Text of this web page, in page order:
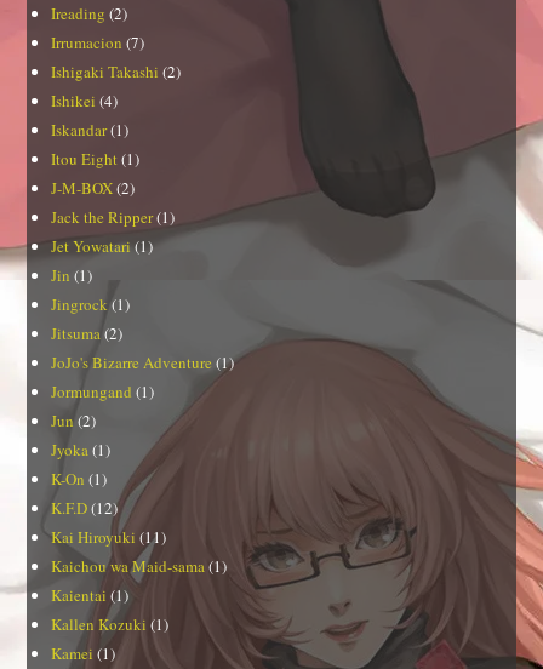
Ireading (2)
Irrumacion (7)
Ishigaki Takashi (2)
Ishikei (4)
Iskandar(1)
Itou Eight (1)
J-M-BOX(2)
Jack the Ripper(1)
Jet Yowatari (1)
Jin (1)
Jingrock (1)
Jitsuma (2)
JoJo's Bizarre Adventure (1)
Jormungand (1)
Jun (2)
Jyoka (1)
K-On (1)
K.F.D(12)
Kai Hiroyuki (11)
Kaichou wa Maid-sama (1)
Kaientai (1)
Kallen Kozuki (1)
Kamei (1)